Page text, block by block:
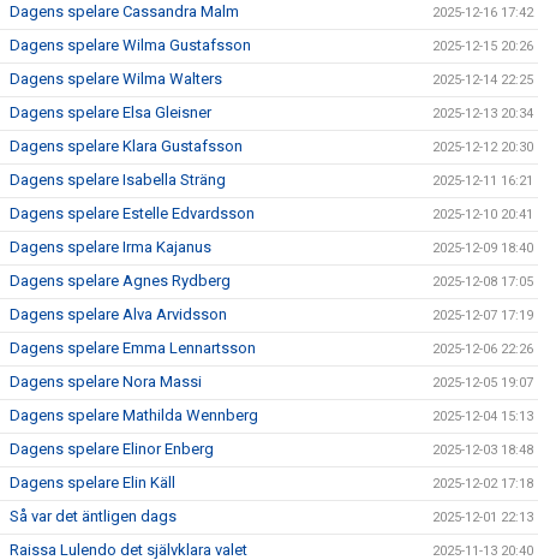
Dagens spelare Cassandra Malm 2025-12-16 17:42
Dagens spelare Wilma Gustafsson 2025-12-15 20:26
Dagens spelare Wilma Walters 2025-12-14 22:25
Dagens spelare Elsa Gleisner 2025-12-13 20:34
Dagens spelare Klara Gustafsson 2025-12-12 20:30
Dagens spelare Isabella Sträng 2025-12-11 16:21
Dagens spelare Estelle Edvardsson 2025-12-10 20:41
Dagens spelare Irma Kajanus 2025-12-09 18:40
Dagens spelare Agnes Rydberg 2025-12-08 17:05
Dagens spelare Alva Arvidsson 2025-12-07 17:19
Dagens spelare Emma Lennartsson 2025-12-06 22:26
Dagens spelare Nora Massi 2025-12-05 19:07
Dagens spelare Mathilda Wennberg 2025-12-04 15:13
Dagens spelare Elinor Enberg 2025-12-03 18:48
Dagens spelare Elin Käll 2025-12-02 17:18
Så var det äntligen dags 2025-12-01 22:13
Raissa Lulendo det självklara valet 2025-11-13 20:40